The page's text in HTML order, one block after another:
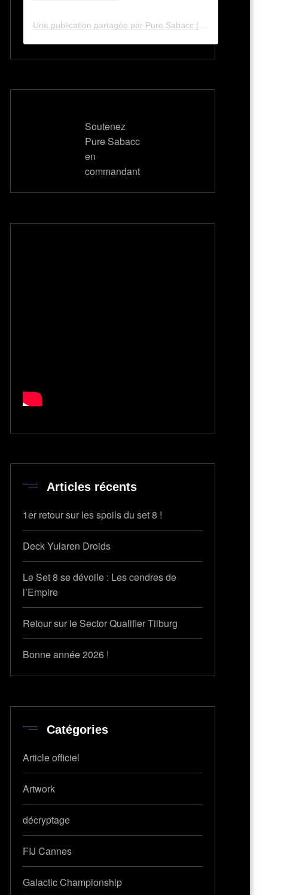
Soutenez
Pure Sabacc
en
commandant
Articles récents
1er retour sur les spoils du set 8 !
Deck Yularen Droids
Le Set 8 se dévoile : Les cendres de
l’Empire
Retour sur le Sector Qualifier Tilburg
Bonne année 2026 !
Catégories
Article officiel
Artwork
décryptage
FIJ Cannes
Galactic Championship